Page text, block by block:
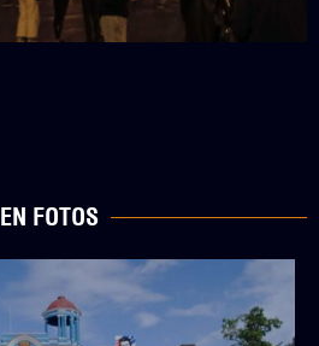
EN FOTOS